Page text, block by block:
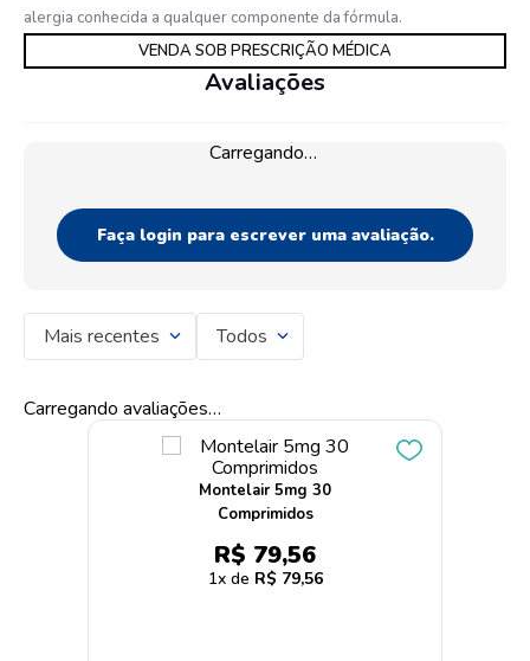
alergia conhecida a qualquer componente da fórmula.
VENDA SOB PRESCRIÇÃO MÉDICA
Avaliações
Carregando…
Faça login para escrever uma avaliação.
Mais recentes Todos
Carregando avaliações…
Montelair 5mg 30
Comprimidos
R$ 79,56
1 R$ 79,56